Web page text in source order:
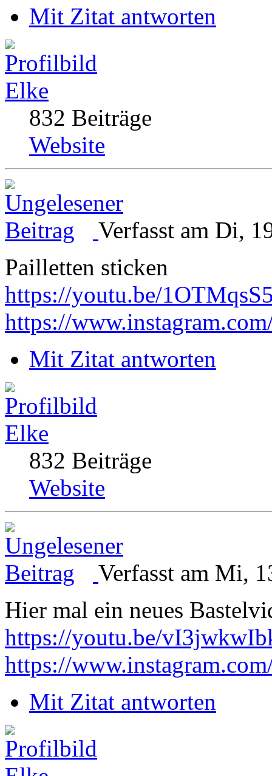
Mit Zitat antworten
Elke
832 Beiträge
Website
Verfasst am Di,
Pailletten sticken
https://youtu.be/
https://
Mit Zitat antworten
Elke
832 Beiträge
Website
Verfasst am Mi,
Hier mal ein neues
https://youtu.be/
https://
Mit Zitat antworten